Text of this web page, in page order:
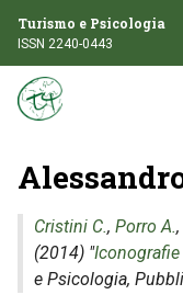
Turismo e Psicologia
ISSN 2240-0443
Cristini C., Porro A.,
(2014) "
e Psicologia,